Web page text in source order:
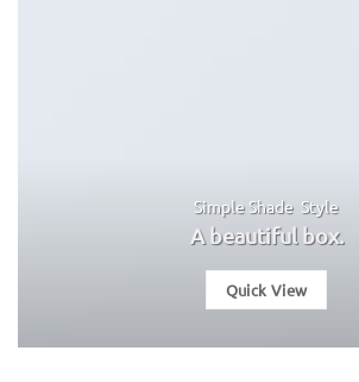
Simple Shade Style
A beautiful box.
Quick View